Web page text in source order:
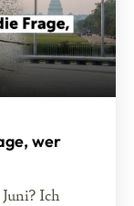
wer
Ich